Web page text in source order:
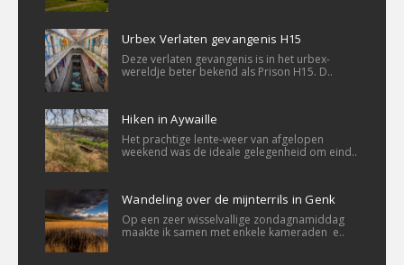
Urbex Verlaten gevangenis H15
Deze verlaten gevangenis is in het urbex-
wereldje beter bekend als Prison H15. D..
Hiken in Aywaille
Het prachtige lente-weer van afgelopen
weekend was de ideale gelegenheid om eind..
Wandeling over de mijnterrils in Genk
Op een zeer wisselvallige zondagnamiddag
maakte ik samen met enkele kameraden e..